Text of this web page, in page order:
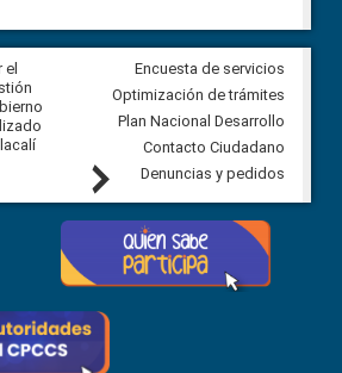
el
Veeduría para vigilar los
derivados de la Audiencia
comunidad Urbina, parroquia
Carolina
5 agosto, 2026
Next
Encuesta de servicios
Optimización de trámites
Plan Nacional Desarrollo
Contacto Ciudadano
Denuncias y pedidos